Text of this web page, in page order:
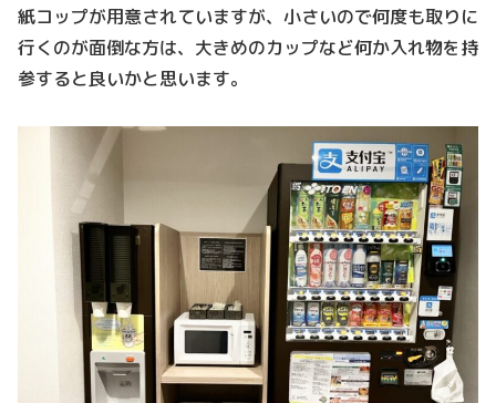
紙コップが用意されていますが、小さいので何度も取りに
行くのが面倒な方は、大きめのカップなど何か入れ物を持
参すると良いかと思います。